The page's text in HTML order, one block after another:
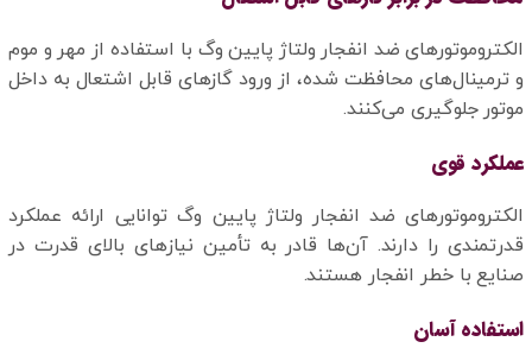
الکتروموتورهای ضد انفجار ولتاژ پایین وگ با استفاده از مهر و موم
و ترمینال‌های محافظت شده، از ورود گازهای قابل اشتعال به داخل
موتور جلوگیری می‌کنند.
عملکرد قوی
الکتروموتورهای ضد انفجار ولتاژ پایین وگ توانایی ارائه عملکرد
قدرتمندی را دارند. آن‌ها قادر به تأمین نیازهای بالای قدرت در
صنایع با خطر انفجار هستند.
استفاده آسان